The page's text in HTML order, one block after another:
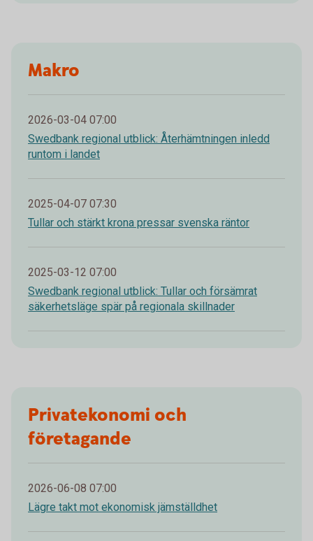
Makro
2026-03-04 07:00
Swedbank regional utblick: Återhämtningen inledd
runtom i landet
2025-04-07 07:30
Tullar och stärkt krona pressar svenska räntor
2025-03-12 07:00
Swedbank regional utblick: Tullar och försämrat
säkerhetsläge spär på regionala skillnader
Privatekonomi och
företagande
2026-06-08 07:00
Lägre takt mot ekonomisk jämställdhet